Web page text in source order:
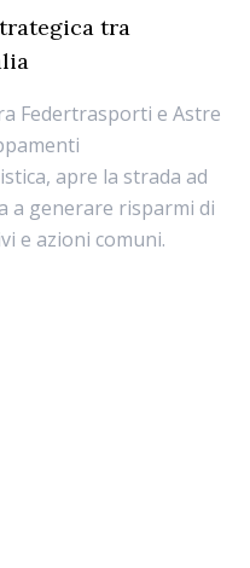
tra
Federtrasporti e Astre
apre la strada ad
a generare risparmi di
e azioni comuni.